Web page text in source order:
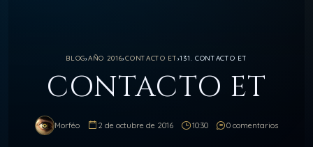
BLOG›AÑO 2016›CONTACTO ET›131. CONTACTO ET
CONTACTO ET
Morféo 2 de octubre de 2016 10:30 0 comentarios